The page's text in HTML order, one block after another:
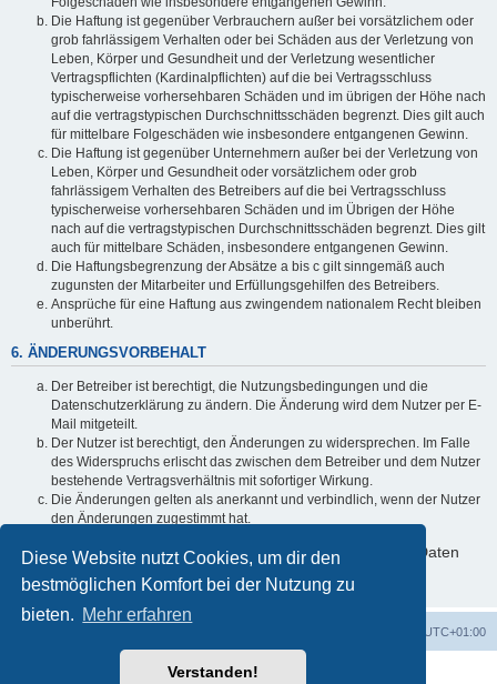
Diese Website nutzt Cookies, um dir den
bestmöglichen Komfort bei der Nutzung zu
bieten. Mehr erfahren
Verstanden!
Die Haftung ist gegenüber Verbrauchern außer bei vorsätzlichem oder
grob fahrlässigem Verhalten oder bei Schäden aus der Verletzung von
Leben, Körper und Gesundheit und der Verletzung wesentlicher
Vertragspflichten (Kardinalpflichten) auf die bei Vertragsschluss
typischerweise vorhersehbaren Schäden und im übrigen der Höhe nach
auf die vertragstypischen Durchschnittsschäden begrenzt. Dies gilt auch
für mittelbare Folgeschäden wie insbesondere entgangenen Gewinn.
Die Haftung ist gegenüber Unternehmern außer bei der Verletzung von
Leben, Körper und Gesundheit oder vorsätzlichem oder grob
fahrlässigem Verhalten des Betreibers auf die bei Vertragsschluss
typischerweise vorhersehbaren Schäden und im Übrigen der Höhe
nach auf die vertragstypischen Durchschnittsschäden begrenzt. Dies gilt
auch für mittelbare Schäden, insbesondere entgangenen Gewinn.
Die Haftungsbegrenzung der Absätze a bis c gilt sinngemäß auch
zugunsten der Mitarbeiter und Erfüllungsgehilfen des Betreibers.
Ansprüche für eine Haftung aus zwingendem nationalem Recht bleiben
unberührt.
6. ÄNDERUNGSVORBEHALT
Der Betreiber ist berechtigt, die Nutzungsbedingungen und die
Datenschutzerklärung zu ändern. Die Änderung wird dem Nutzer per E-
Mail mitgeteilt.
Der Nutzer ist berechtigt, den Änderungen zu widersprechen. Im Falle
des Widerspruchs erlischt das zwischen dem Betreiber und dem Nutzer
bestehende Vertragsverhältnis mit sofortiger Wirkung.
Die Änderungen gelten als anerkannt und verbindlich, wenn der Nutzer
den Änderungen zugestimmt hat.
Informationen über den Umgang mit deinen persönlichen Daten
sind in der Datenschutzerklärung enthalten.
UTC+01:00
Powered byphpBB® Forum Software © phpBB Limited